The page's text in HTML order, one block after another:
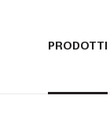
PRODOTTI